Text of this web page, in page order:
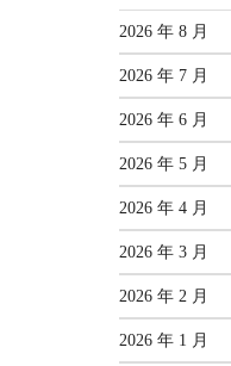
2026 年 8 月
2026 年 7 月
2026 年 6 月
2026 年 5 月
2026 年 4 月
2026 年 3 月
2026 年 2 月
2026 年 1 月